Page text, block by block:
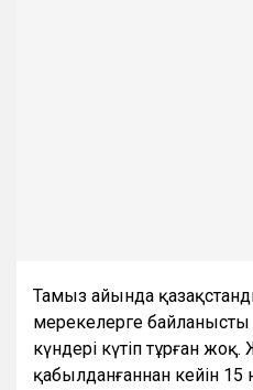
Тамыз айында
мерекелерге
күндері күтіп тұрған жоқ.
қабылданғаннан кейін 15